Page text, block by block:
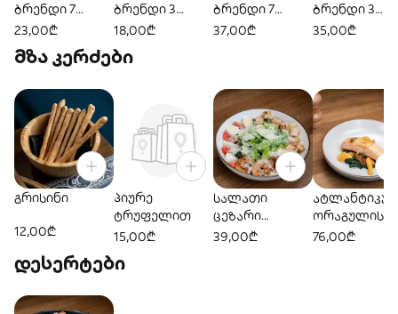
ბრენდი 7
წლიანი 0,25
23,00₾
ბრენდი 3
წლიანი 0,25
18,00₾
ბრენდი 7
წლიანი 0,5
37,00₾
ბრენდი 3
წლიანი 0,5
35,00₾
მზა კერძები
გრისინი
12,00₾
პიურე
ტრუფელით
15,00₾
სალათი
ცეზარი
კრევეტებით
39,00₾
ორაგულის
სტეიკი
76,00₾
დესერტები